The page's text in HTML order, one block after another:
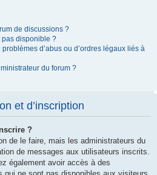
de discussions ?
pas disponible ?
d’abus ou d’ordres légaux liés à
du forum ?
et d’inscription
?
de le faire, mais les administrateurs du
de messages aux utilisateurs inscrits.
également avoir accès à des